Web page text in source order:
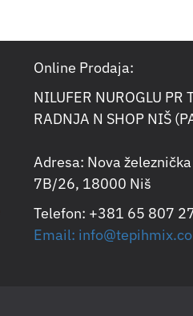
Online Prodaja:
NILUFER NUROGLU PR
RADNJA N SHOP NIŠ
Adresa: Nova
7B/26, 18000 Niš
Telefon: +381 65 807
Email: